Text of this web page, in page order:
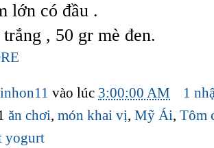
lớn có đầu .
, 50 gr mè đen.
vào lúc 3:00:00 AM
1
ăn chơi,món khai vị,Mỹ Ái,Tôm
yogurt